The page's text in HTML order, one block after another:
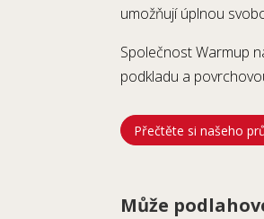
umožňují úplnou
Společnost Warmup
podkladu a
Přečtěte si našeho
Může